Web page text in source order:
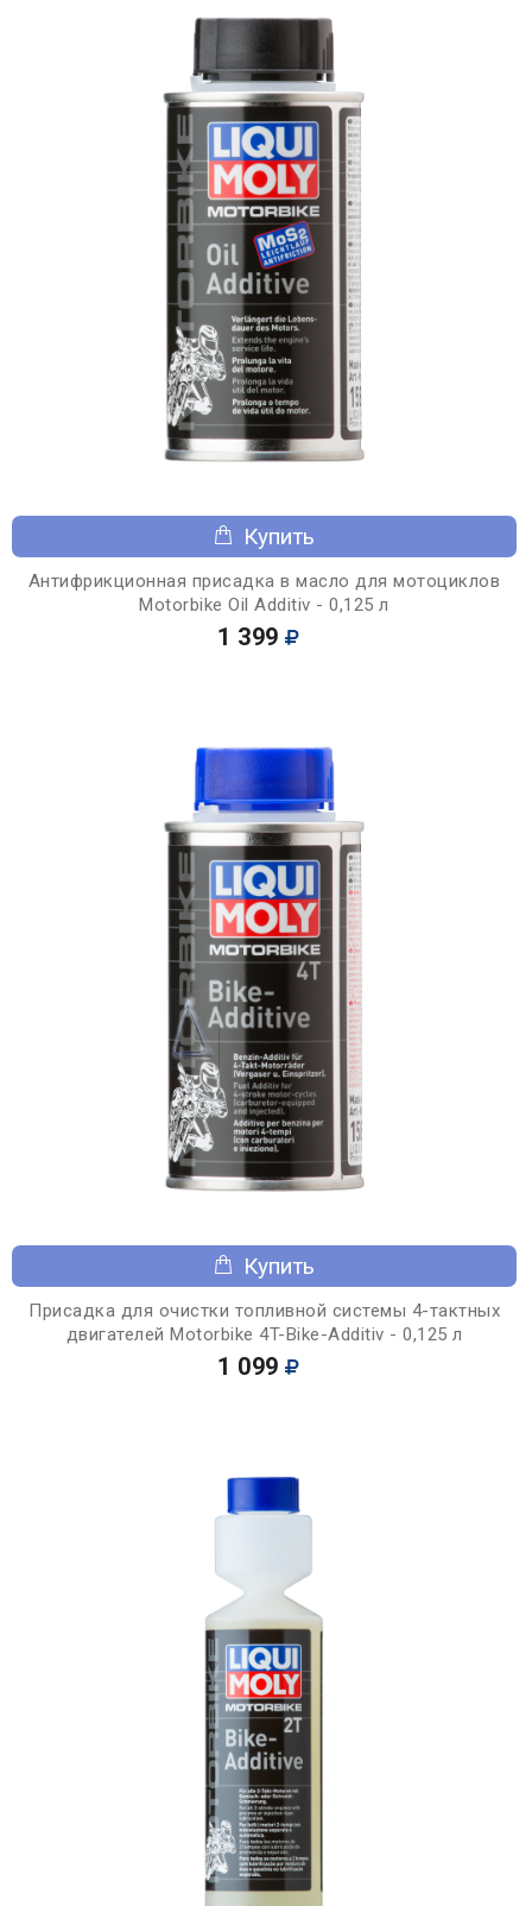
Купить
Антифрикционная присадка в масло для мотоциклов
Motorbike Oil Additiv - 0,125 л
1 399
Купить
Присадка для очистки топливной системы 4-тактных
двигателей Motorbike 4T-Bike-Additiv - 0,125 л
1 099